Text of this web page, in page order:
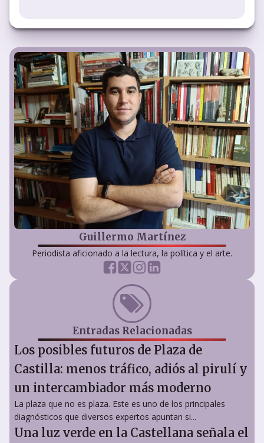
Guillermo Martínez
Periodista aficionado a la lectura, la política y el arte.
Entradas Relacionadas
Los posibles futuros de Plaza de
Castilla: menos tráfico, adiós al pirulí y
un intercambiador más moderno
La plaza que no es plaza. Este es uno de los principales
diagnósticos que diversos expertos apuntan si...
Una luz verde en la Castellana señala el